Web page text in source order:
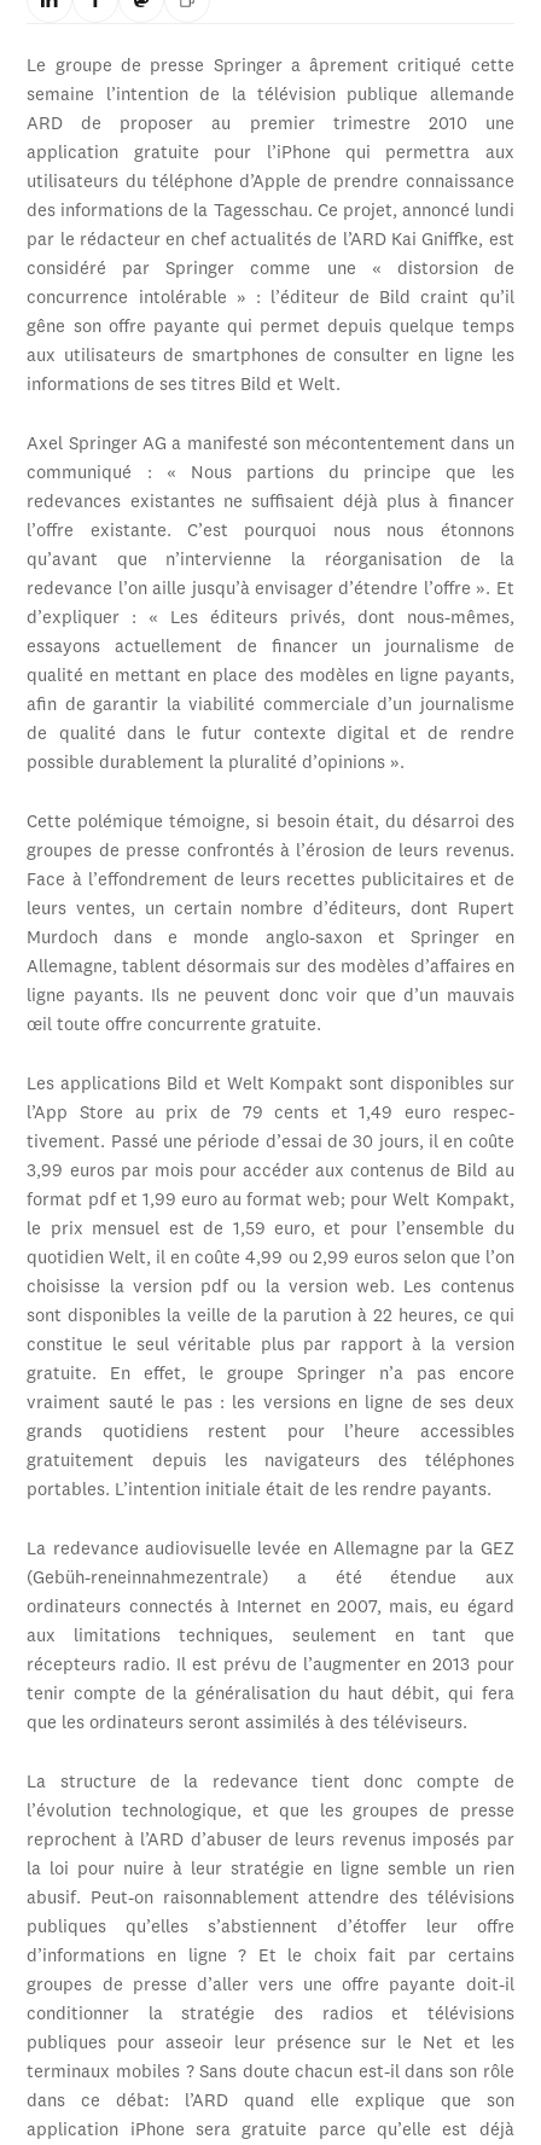
Le groupe de presse Springer a âprement critiqué cette
semaine l’intention de la télévision publique allemande
ARD de proposer au premier trimestre 2010 une
application gratuite pour l’iPhone qui permettra aux
utilisateurs du téléphone d’Apple de prendre connaissance
des informations de la Tagesschau. Ce projet, annoncé lundi
par le rédacteur en chef actualités de l’ARD Kai Gniffke, est
considéré par Springer comme une « distorsion de
concurrence intolérable » : l’éditeur de Bild craint qu’il
gêne son offre payante qui permet depuis quelque temps
aux utilisateurs de smartphones de consulter en ligne les
informations de ses titres Bild et Welt.
Axel Springer AG a manifesté son mécontentement dans un
communiqué : « Nous partions du principe que les
redevances existantes ne suffisaient déjà plus à financer
l’offre existante. C’est pourquoi nous nous étonnons
qu’avant que n’intervienne la réorganisation de la
redevance l’on aille jusqu’à envisager d’étendre l’offre ». Et
d’expliquer : « Les éditeurs privés, dont nous-mêmes,
essayons actuellement de financer un journalisme de
qualité en mettant en place des modèles en ligne payants,
afin de garantir la viabilité commerciale d’un journalisme
de qualité dans le futur contexte digital et de rendre
possible durablement la pluralité d’opinions ».
Cette polémique témoigne, si besoin était, du désarroi des
groupes de presse confrontés à l’érosion de leurs revenus.
Face à l’effondrement de leurs recettes publicitaires et de
leurs ventes, un certain nombre d’éditeurs, dont Rupert
Murdoch dans e monde anglo-saxon et Springer en
Allemagne, tablent désormais sur des modèles d’affaires en
ligne payants. Ils ne peuvent donc voir que d’un mauvais
œil toute offre concurrente gratuite.
Les applications Bild et Welt Kompakt sont disponibles sur
l’App Store au prix de 79 cents et 1,49 euro respec-
tivement. Passé une période d’essai de 30 jours, il en coûte
3,99 euros par mois pour accéder aux contenus de Bild au
format pdf et 1,99 euro au format web; pour Welt Kompakt,
le prix mensuel est de 1,59 euro, et pour l’ensemble du
quotidien Welt, il en coûte 4,99 ou 2,99 euros selon que l’on
choisisse la version pdf ou la version web. Les contenus
sont disponibles la veille de la parution à 22 heures, ce qui
constitue le seul véritable plus par rapport à la version
gratuite. En effet, le groupe Springer n’a pas encore
vraiment sauté le pas : les versions en ligne de ses deux
grands quotidiens restent pour l’heure accessibles
gratuitement depuis les navigateurs des téléphones
portables. L’intention initiale était de les rendre payants.
La redevance audiovisuelle levée en Allemagne par la GEZ
(Gebüh-reneinnahmezentrale) a été étendue aux
ordinateurs connectés à Internet en 2007, mais, eu égard
aux limitations techniques, seulement en tant que
récepteurs radio. Il est prévu de l’augmenter en 2013 pour
tenir compte de la généralisation du haut débit, qui fera
que les ordinateurs seront assimilés à des téléviseurs.
La structure de la redevance tient donc compte de
l’évolution technologique, et que les groupes de presse
reprochent à l’ARD d’abuser de leurs revenus imposés par
la loi pour nuire à leur stratégie en ligne semble un rien
abusif. Peut-on raisonnablement attendre des télévisions
publiques qu’elles s’abstiennent d’étoffer leur offre
d’informations en ligne ? Et le choix fait par certains
groupes de presse d’aller vers une offre payante doit-il
conditionner la stratégie des radios et télévisions
publiques pour asseoir leur présence sur le Net et les
terminaux mobiles ? Sans doute chacun est-il dans son rôle
dans ce débat: l’ARD quand elle explique que son
application iPhone sera gratuite parce qu’elle est déjà